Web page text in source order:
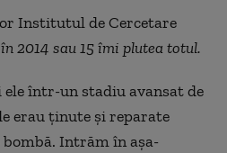
Institutul de Cercetare
2014 sau 15 îmi plutea totul.
într-un stadiu avansat de
erau ținute și reparate
Intrăm în așa-